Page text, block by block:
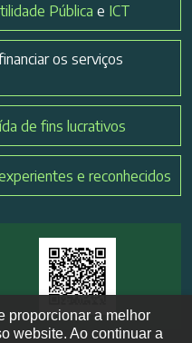
Pública e ICT
os serviços
de fins lucrativos
e reconhecidos
proporcionar a melhor
website. Ao continuar a